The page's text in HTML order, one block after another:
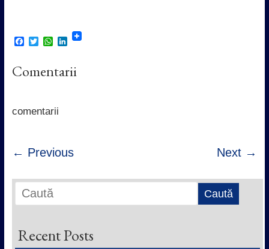
F
e
b
k
T
t
t
W
t
s
p
L
k
e
Comentarii
comentarii
← Previous Next →
Recent Posts